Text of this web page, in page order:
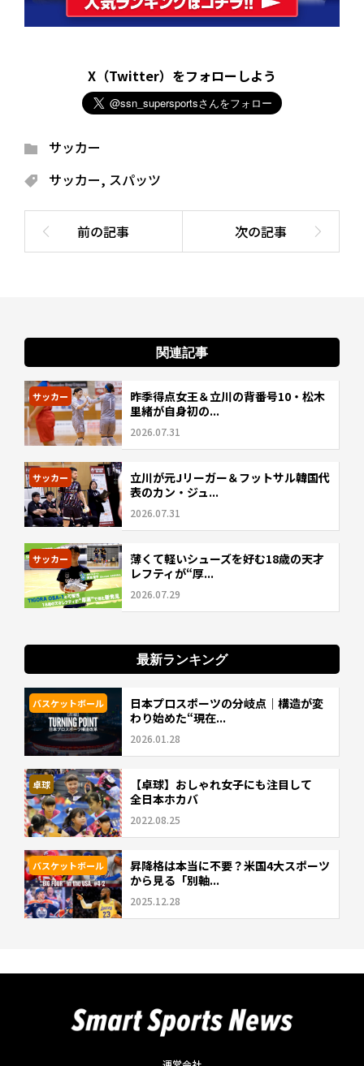
X（Twitter）をフォローしよう
サッカー
サッカー, スパッツ
関連記事
サッカー
昨季得点女王＆立川の背番号10・松木
里緒が自身初の...
2026.07.31
サッカー
立川が元Jリーガー＆フットサル韓国代
表のカン・ジュ...
2026.07.31
サッカー
薄くて軽いシューズを好む18歳の天才
レフティが“厚...
2026.07.29
最新ランキング
バスケットボール
日本プロスポーツの分岐点｜構造が変
わり始めた“現在...
2026.01.28
卓球
【卓球】おしゃれ女子にも注目して
全日本ホカバ
2022.08.25
バスケットボール
昇降格は本当に不要？米国4大スポーツ
から見る「別軸...
2025.12.28